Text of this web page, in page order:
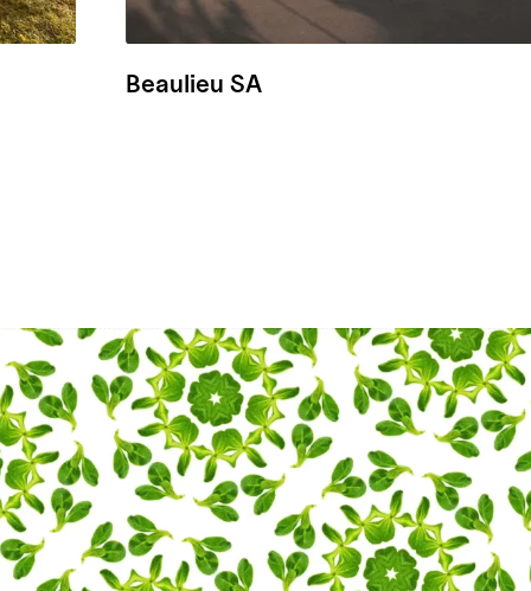
Beaulieu SA